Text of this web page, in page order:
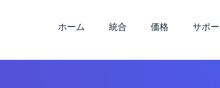
ホーム 統合 価格 サポー